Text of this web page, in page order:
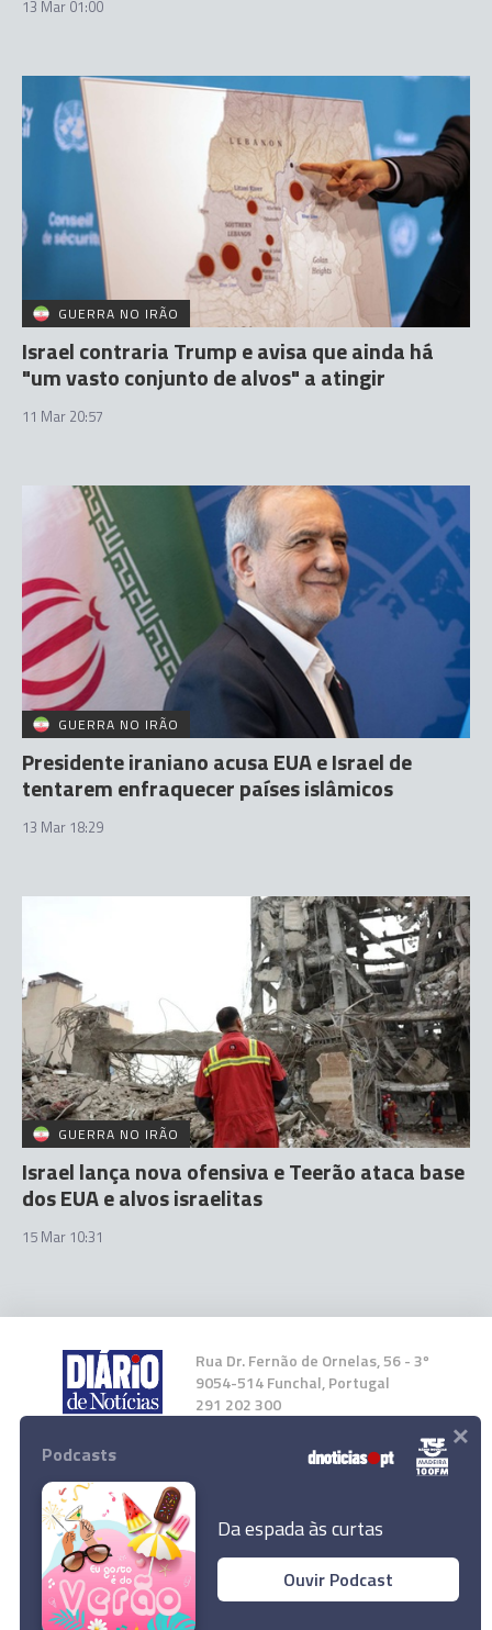
13 Mar 01:00
GUERRA NO IRÃO
Israel contraria Trump e avisa que ainda há
"um vasto conjunto de alvos" a atingir
11 Mar 20:57
GUERRA NO IRÃO
Presidente iraniano acusa EUA e Israel de
tentarem enfraquecer países islâmicos
13 Mar 18:29
GUERRA NO IRÃO
Israel lança nova ofensiva e Teerão ataca base
dos EUA e alvos israelitas
15 Mar 10:31
Rua Dr. Fernão de Ornelas, 56 - 3º
9054-514 Funchal, Portugal
291 202 300
Instale a nossa App
© 2026 Empresa Diário de Notícias, Lda.
Todos os direitos reservados.
Podcasts
Da espada às curtas
Ouvir Podcast
×